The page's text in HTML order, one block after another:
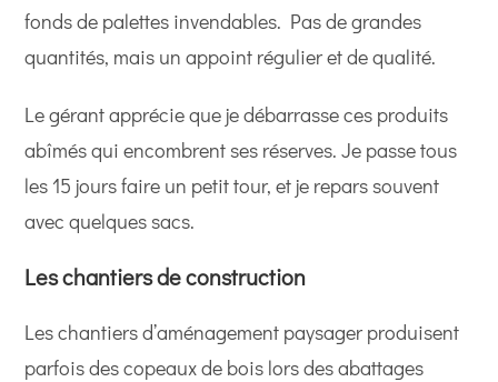
fonds de palettes invendables. Pas de grandes
quantités, mais un appoint régulier et de qualité.
Le gérant apprécie que je débarrasse ces produits
abîmés qui encombrent ses réserves. Je passe tous
les 15 jours faire un petit tour, et je repars souvent
avec quelques sacs.
Les chantiers de construction
Les chantiers d’aménagement paysager produisent
parfois des copeaux de bois lors des abattages